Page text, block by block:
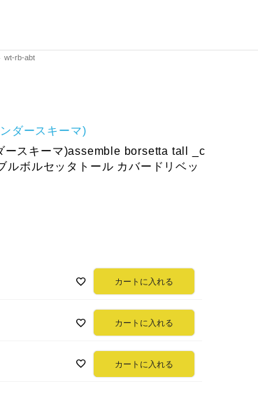
wt-rb-abt
ダースキーマ)
ースキーマ)assemble borsetta tall _c
ボルセッタトール カバードリベッ
カートに入れる
カートに入れる
カートに入れる